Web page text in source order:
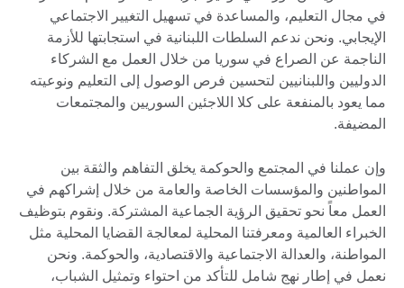
في مجال التعليم، والمساعدة في تسهيل التغيير الاجتماعي
الإيجابي. ونحن ندعم السلطات اللبنانية في استجابتها للأزمة
الناجمة عن الصراع في سوريا من خلال العمل مع الشركاء
الدوليين واللبنانيين لتحسين فرص الوصول إلى التعليم ونوعيته
مما يعود بالمنفعة على كلا اللاجئين السوريين والمجتمعات
المضيفة.
وإن عملنا في المجتمع والحوكمة يخلق التفاهم والثقة بين
المواطنين والمؤسسات الخاصة والعامة من خلال إشراكهم في
العمل معاً نحو تحقيق الرؤية الجماعية المشتركة. ونقوم بتوظيف
الخبراء العالمية ومعرفتنا المحلية لمعالجة القضايا المحلية مثل
المواطنة، والعدالة الاجتماعية والاقتصادية، والحوكمة. ونحن
نعمل في إطار نهج شامل للتأكد من احتواء وتمثيل الشباب،